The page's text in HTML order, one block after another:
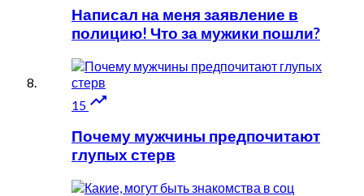
Написал на меня заявление в
полицию! Что за мужики пошли?
15 
Почему мужчины предпочитают
глупых стерв